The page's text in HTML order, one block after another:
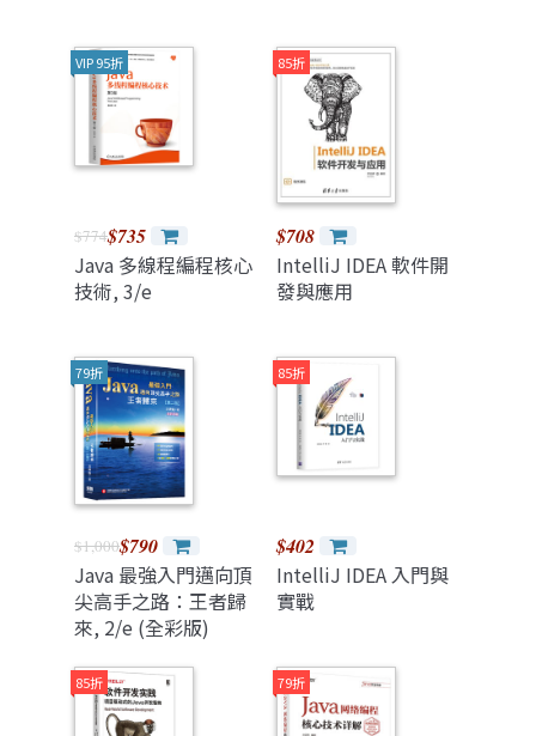
VIP 95折
$774$735
Java 多線程編程核心
技術, 3/e
85折
$708
IntelliJ IDEA 軟件開
發與應用
79折
$1,000$790
Java 最強入門邁向頂
尖高手之路：王者歸
來, 2/e (全彩版)
85折
$402
IntelliJ IDEA 入門與
實戰
85折 79折